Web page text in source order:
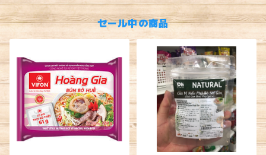
セール中の商品